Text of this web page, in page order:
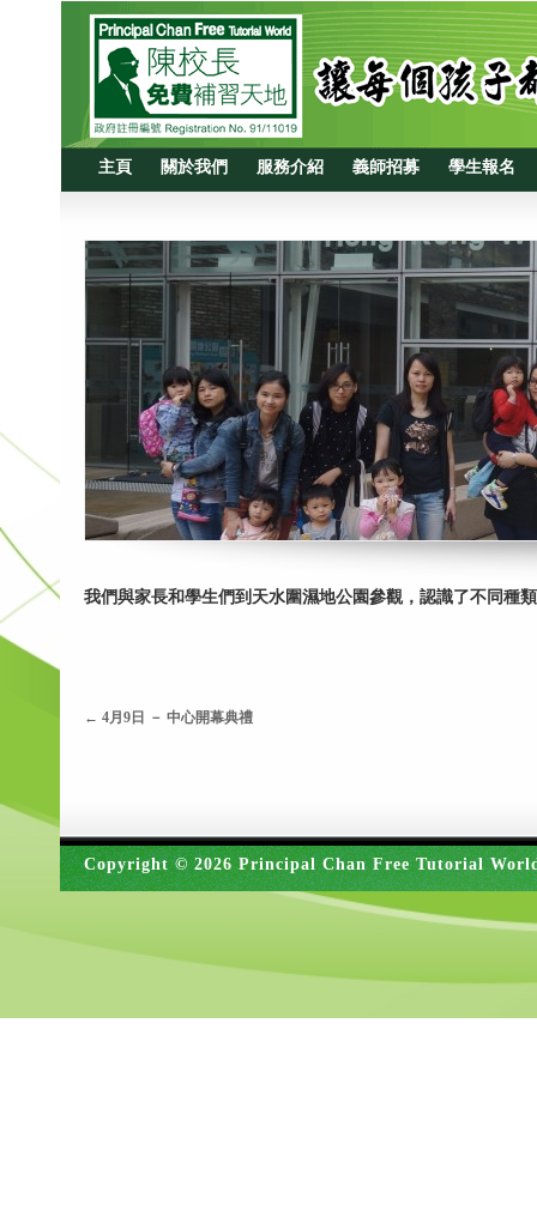
主頁 關於我們 服務介紹 義師招募 學生報名
我們與家長和學生們到天水圍濕地公園參觀，認識了不同種
← 4月9日 － 中心開幕典禮
Copyright © 2026 Principal Chan Free Tutorial